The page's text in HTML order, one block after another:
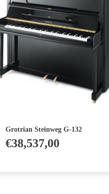
Grotrian Steinweg G-132
€38,537,00